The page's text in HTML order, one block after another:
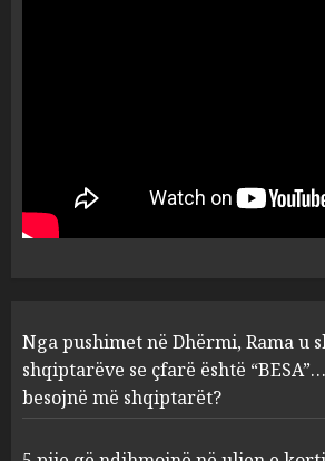
1
se çfarë është
besojnë më
AUGUST 6, 2026
2
kortizolit
përmirësojnë
AUGUST 6, 2026
Nga pushimet në Dhërmi, Rama u
shqiptarëve se çfarë është
besojnë më shqiptarët?